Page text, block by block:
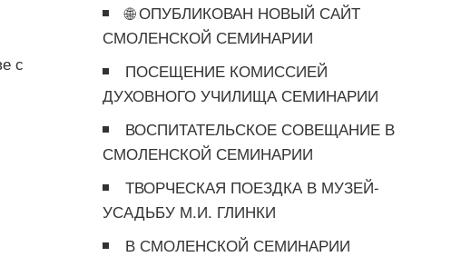
с
🌐 ОПУБЛИКОВАН НОВЫЙ САЙТ
СМОЛЕНСКОЙ СЕМИНАРИИ
ПОСЕЩЕНИЕ КОМИССИЕЙ
ДУХОВНОГО УЧИЛИЩА СЕМИНАРИИ
ВОСПИТАТЕЛЬСКОЕ СОВЕЩАНИЕ В
СМОЛЕНСКОЙ СЕМИНАРИИ
ТВОРЧЕСКАЯ ПОЕЗДКА В МУЗЕЙ-
УСАДЬБУ М.И. ГЛИНКИ
В СМОЛЕНСКОЙ СЕМИНАРИИ